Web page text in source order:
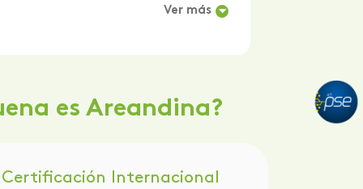
Ver más
es Areandina?
Internacional